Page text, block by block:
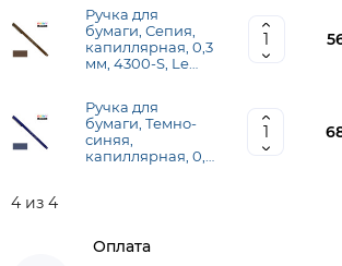
(430008200)
Ручка для
бумаги, Сепия,
капиллярная, 0,3
мм, 4300-S, Le
Ручка для
бумаги, Темно-
синяя,
капиллярная, 0,3
4 из 4
Оплата